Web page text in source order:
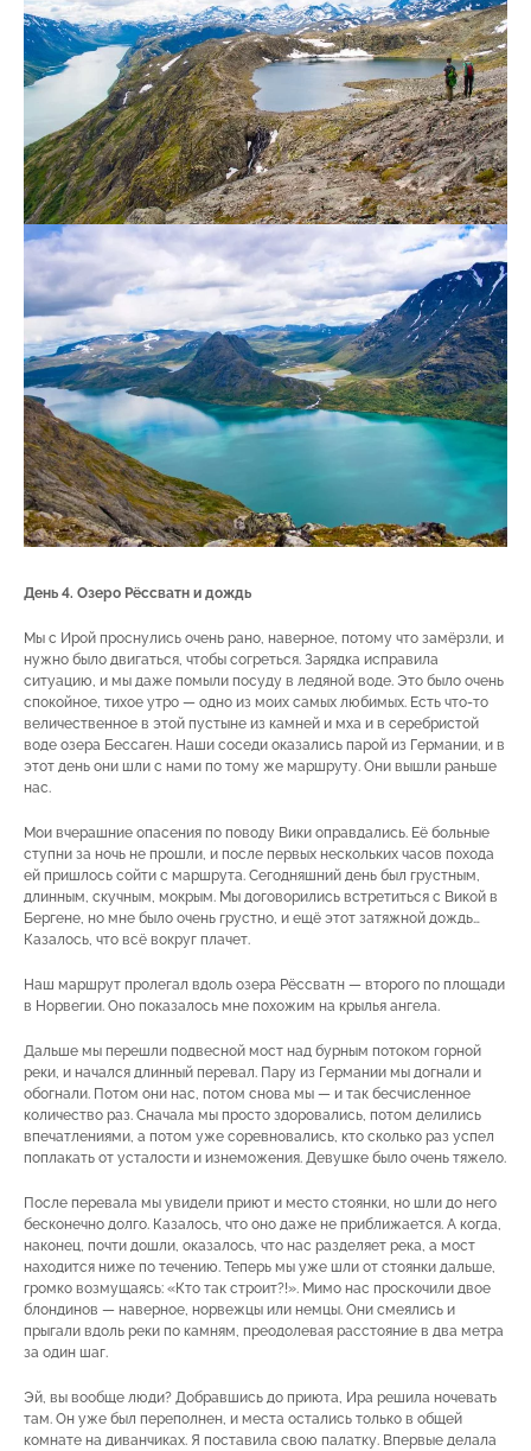
День 4. Озеро Рёссватн и дождь
Мы с Ирой проснулись очень рано, наверное, потому что замёрзли, и
нужно было двигаться, чтобы согреться. Зарядка исправила
ситуацию, и мы даже помыли посуду в ледяной воде. Это было очень
спокойное, тихое утро — одно из моих самых любимых. Есть что-то
величественное в этой пустыне из камней и мха и в серебристой
воде озера Бессаген. Наши соседи оказались парой из Германии, и в
этот день они шли с нами по тому же маршруту. Они вышли раньше
нас.
Мои вчерашние опасения по поводу Вики оправдались. Её больные
ступни за ночь не прошли, и после первых нескольких часов похода
ей пришлось сойти с маршрута. Сегодняшний день был грустным,
длинным, скучным, мокрым. Мы договорились встретиться с Викой в
Бергене, но мне было очень грустно, и ещё этот затяжной дождь…
Казалось, что всё вокруг плачет.
Наш маршрут пролегал вдоль озера Рёссватн — второго по площади
в Норвегии. Оно показалось мне похожим на крылья ангела.
Дальше мы перешли подвесной мост над бурным потоком горной
реки, и начался длинный перевал. Пару из Германии мы догнали и
обогнали. Потом они нас, потом снова мы — и так бесчисленное
количество раз. Сначала мы просто здоровались, потом делились
впечатлениями, а потом уже соревновались, кто сколько раз успел
поплакать от усталости и изнеможения. Девушке было очень тяжело.
После перевала мы увидели приют и место стоянки, но шли до него
бесконечно долго. Казалось, что оно даже не приближается. А когда,
наконец, почти дошли, оказалось, что нас разделяет река, а мост
находится ниже по течению. Теперь мы уже шли от стоянки дальше,
громко возмущаясь: «Кто так строит?!». Мимо нас проскочили двое
блондинов — наверное, норвежцы или немцы. Они смеялись и
прыгали вдоль реки по камням, преодолевая расстояние в два метра
за один шаг.
Эй, вы вообще люди? Добравшись до приюта, Ира решила ночевать
там. Он уже был переполнен, и места остались только в общей
комнате на диванчиках. Я поставила свою палатку. Впервые делала